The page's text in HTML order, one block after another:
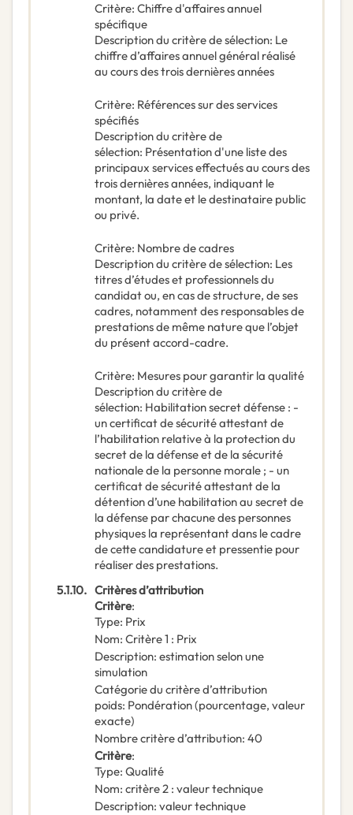
Critère: Chiffre d'affaires annuel
spécifique
Description du critère de sélection: Le
chiffre d’affaires annuel général réalisé
au cours des trois dernières années
Critère: Références sur des services
spécifiés
Description du critère de
sélection: Présentation d'une liste des
principaux services effectués au cours des
trois dernières années, indiquant le
montant, la date et le destinataire public
ou privé.
Critère: Nombre de cadres
Description du critère de sélection: Les
titres d’études et professionnels du
candidat ou, en cas de structure, de ses
cadres, notamment des responsables de
prestations de même nature que l’objet
du présent accord-cadre.
Critère: Mesures pour garantir la qualité
Description du critère de
sélection: Habilitation secret défense : -
un certificat de sécurité attestant de
l’habilitation relative à la protection du
secret de la défense et de la sécurité
nationale de la personne morale ; - un
certificat de sécurité attestant de la
détention d’une habilitation au secret de
la défense par chacune des personnes
physiques la représentant dans le cadre
de cette candidature et pressentie pour
réaliser des prestations.
5.1.10. Critères d’attribution
Critère:
Type: Prix
Nom: Critère 1 : Prix
Description: estimation selon une
simulation
Catégorie du critère d’attribution
poids: Pondération (pourcentage, valeur
exacte)
Nombre critère d’attribution: 40
Critère:
Type: Qualité
Nom: critère 2 : valeur technique
Description: valeur technique